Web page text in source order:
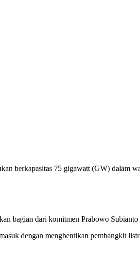
berkapasitas 75 gigawatt (GW) dalam
bagian dari komitmen Prabowo Subianto
dengan menghentikan pembangkit